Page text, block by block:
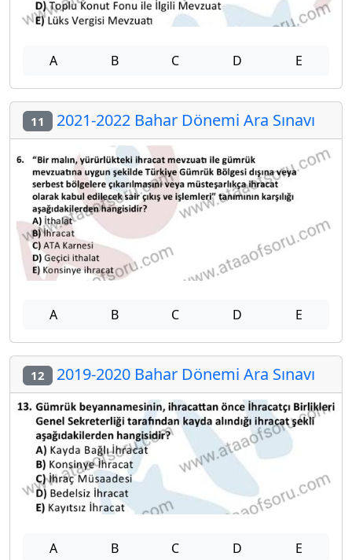
A B C D E
11 2021-2022 Bahar Dönemi Ara Sınavı
A B C D E
12 2019-2020 Bahar Dönemi Ara Sınavı
A B C D E